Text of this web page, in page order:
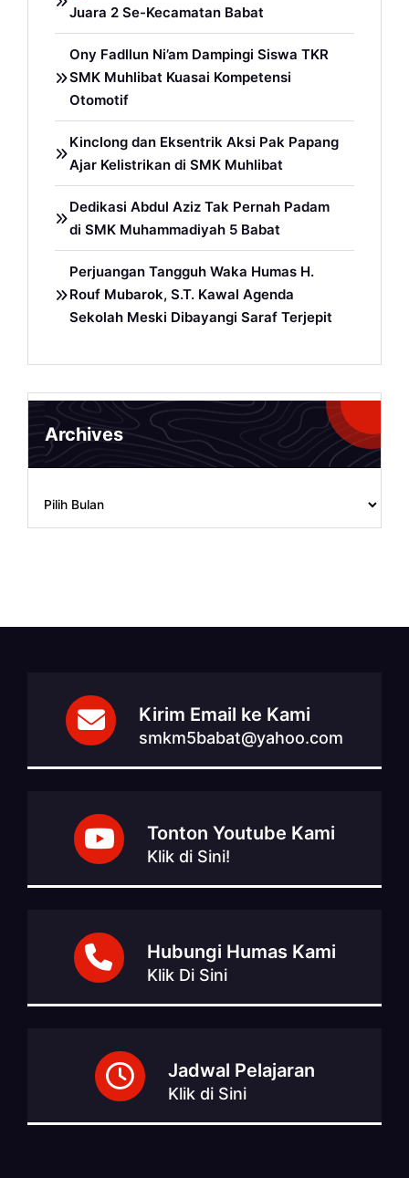
Juara 2 Se-Kecamatan Babat
Ony Fadllun Ni’am Dampingi Siswa TKR
SMK Muhlibat Kuasai Kompetensi
Otomotif
Kinclong dan Eksentrik Aksi Pak Papang
Ajar Kelistrikan di SMK Muhlibat
Dedikasi Abdul Aziz Tak Pernah Padam
di SMK Muhammadiyah 5 Babat
Perjuangan Tangguh Waka Humas H.
Rouf Mubarok, S.T. Kawal Agenda
Sekolah Meski Dibayangi Saraf Terjepit
Archives
Kirim Email ke Kami
smkm5babat@yahoo.com
Tonton Youtube Kami
Klik di Sini!
Hubungi Humas Kami
Klik Di Sini
Jadwal Pelajaran
Klik di Sini